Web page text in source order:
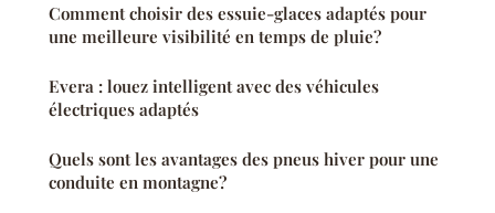
Comment choisir des essuie-glaces adaptés pour
une meilleure visibilité en temps de pluie?
Evera : louez intelligent avec des véhicules
électriques adaptés
Quels sont les avantages des pneus hiver pour une
conduite en montagne?